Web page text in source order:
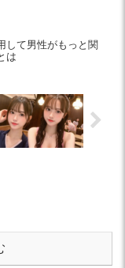
して男性がもっと関
は